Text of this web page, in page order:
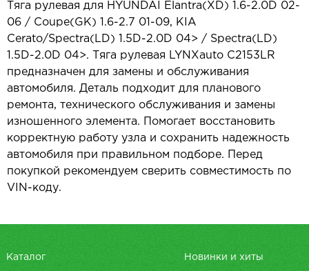
Тяга рулевая для HYUNDAI Elantra(XD) 1.6-2.0D 02-
06 / Coupe(GK) 1.6-2.7 01-09, KIA
Cerato/Spectra(LD) 1.5D-2.0D 04> / Spectra(LD)
1.5D-2.0D 04>. Тяга рулевая LYNXauto C2153LR
предназначен для замены и обслуживания
автомобиля. Деталь подходит для планового
ремонта, технического обслуживания и замены
изношенного элемента. Помогает восстановить
корректную работу узла и сохранить надежность
автомобиля при правильном подборе. Перед
покупкой рекомендуем сверить совместимость по
VIN-коду.
Каталог Новинки и хиты